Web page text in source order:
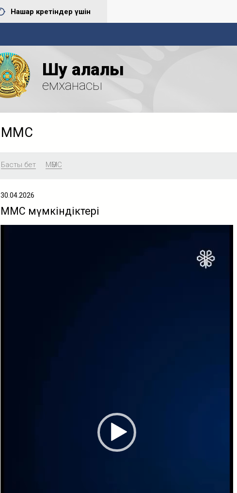
Нашар көретіндер үшін
Шу қалалық
емханасы
МӘМС
Басты бет МӘМС
30.04.2026
МӘМС мүмкіндіктері